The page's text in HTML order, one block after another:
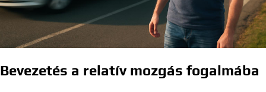
Bevezetés a relatív mozgás fogalmába